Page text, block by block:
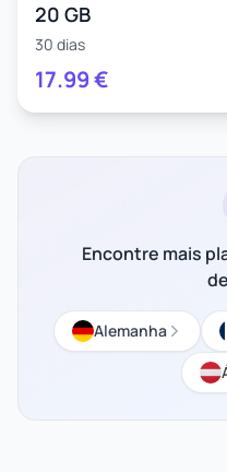
20 GB
30 dias
17.99€
Encontre mais
Alemanha